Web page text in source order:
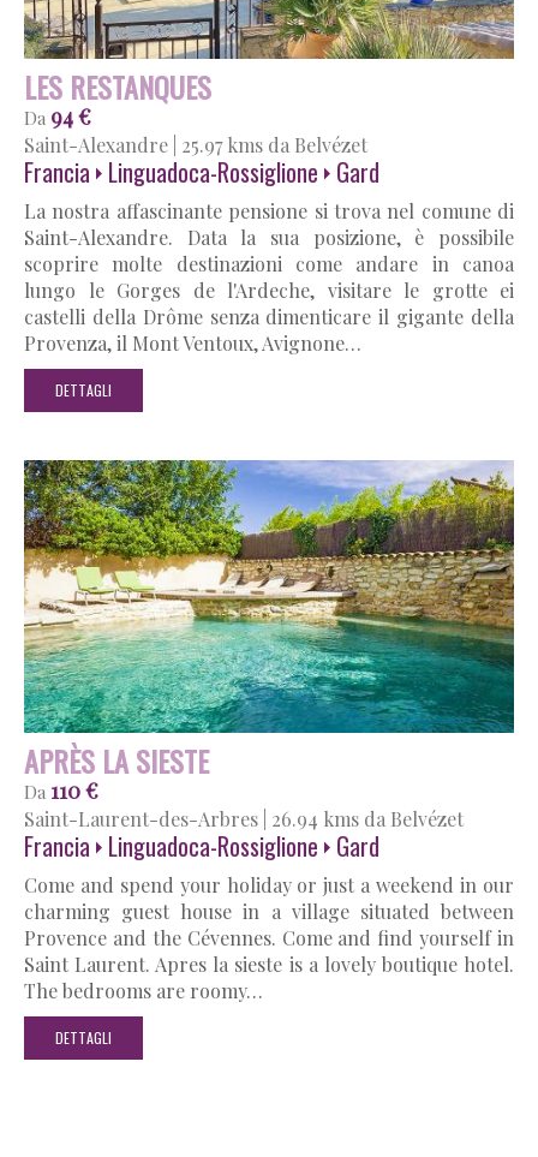
LES RESTANQUES
Da 94 €
Saint-Alexandre 25.97 kms da Belvézet
Francia Linguadoca-Rossiglione Gard
La nostra affascinante pensione si trova nel comune di
Saint-Alexandre. Data la sua posizione, è possibile
scoprire molte destinazioni come andare in canoa
lungo le Gorges de l'Ardeche, visitare le grotte ei
castelli della Drôme senza dimenticare il gigante della
Provenza, il Mont Ventoux, Avignone…
DETTAGLI
APRÈS LA SIESTE
Da 110 €
Saint-Laurent-des-Arbres 26.94 kms da Belvézet
Francia Linguadoca-Rossiglione Gard
Come and spend your holiday or just a weekend in our
charming guest house in a village situated between
Provence and the Cévennes. Come and find yourself in
Saint Laurent. Apres la sieste is a lovely boutique hotel.
The bedrooms are roomy…
DETTAGLI